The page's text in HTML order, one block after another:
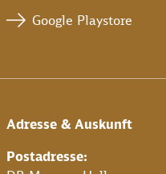
Google Playstore
Adresse & Auskunft
Postadresse: